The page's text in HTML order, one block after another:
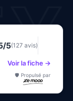
Cookies
5(127 avis)
Voir la fiche →
🛡️ Propulsé par